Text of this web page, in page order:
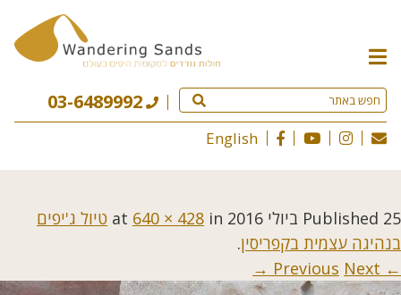
תפריט
האתר
03-6489992
English
Published 25 ביולי 2016 640 × 428 in
טיול ג'יפים
בנהיגה עצמית בקפריסין.
← Previous
Next →